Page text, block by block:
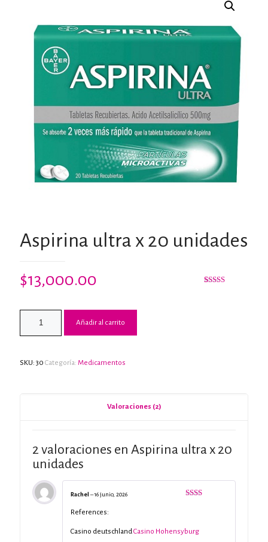
Aspirina ultra x 20 unidades
$13,000.00
Añadir al carrito
SKU: 30 Categoría: Medicamentos
Valoraciones (2)
2 valoraciones en Aspirina ultra x 20
unidades
5
Rachel –16 junio, 2026
References:
Casino deutschlandCasino Hohensyburg